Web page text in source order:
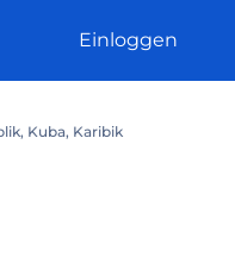
Einloggen
Kuba, Karibik